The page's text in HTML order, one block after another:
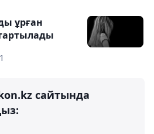
ұрған
сайтында